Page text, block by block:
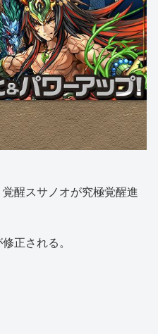
醒スサノオが究極覚醒進
正される。